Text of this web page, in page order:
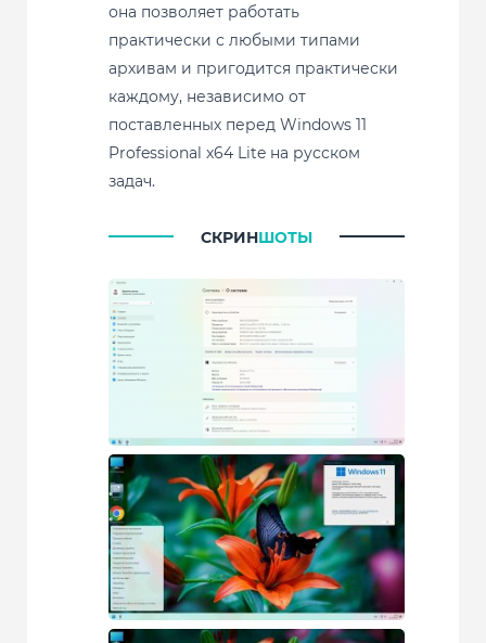
она позволяет работать
практически с любыми типами
архивам и пригодится практически
каждому, независимо от
поставленных перед Windows 11
Professional x64 Lite на русском
задач.
СКРИНШОТЫ